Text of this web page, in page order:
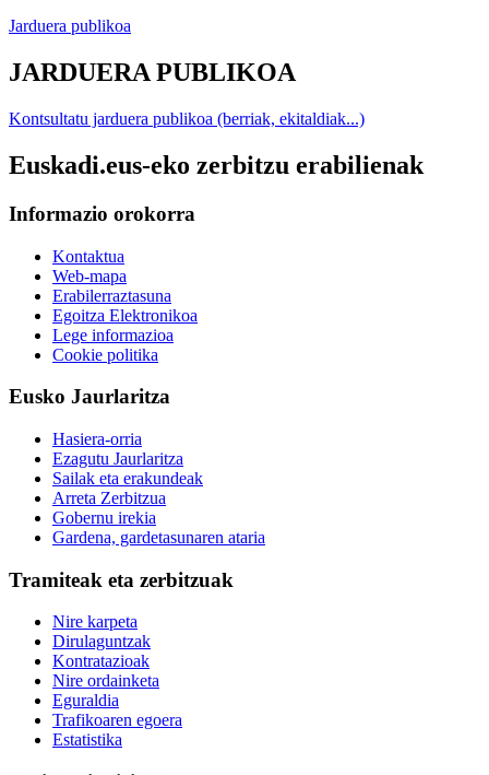
Jarduera publikoa
JARDUERA PUBLIKOA
Kontsultatu jarduera publikoa (berriak, ekitaldiak...)
Euskadi.eus-eko zerbitzu erabilienak
Informazio orokorra
Kontaktua
Web-mapa
Erabilerraztasuna
Egoitza Elektronikoa
Lege informazioa
Cookie politika
Eusko Jaurlaritza
Hasiera-orria
Ezagutu Jaurlaritza
Sailak eta erakundeak
Arreta Zerbitzua
Gobernu irekia
Gardena, gardetasunaren ataria
Tramiteak eta zerbitzuak
Nire karpeta
Dirulaguntzak
Kontratazioak
Nire ordainketa
Eguraldia
Trafikoaren egoera
Estatistika